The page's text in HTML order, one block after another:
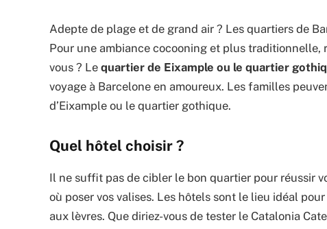
Adepte de plage et de grand air ? Les quartiers de
Pour une ambiance cocooning et plus traditionnelle,
vous ? Le quartier de Eixample ou le quartier
voyage à Barcelone en amoureux. Les familles
d’Eixample ou le quartier gothique.
Quel hôtel choisir ?
Il ne suffit pas de cibler le bon quartier pour réussir
où poser vos valises. Les hôtels sont le lieu idéal
aux lèvres. Que diriez-vous de tester le Catalonia